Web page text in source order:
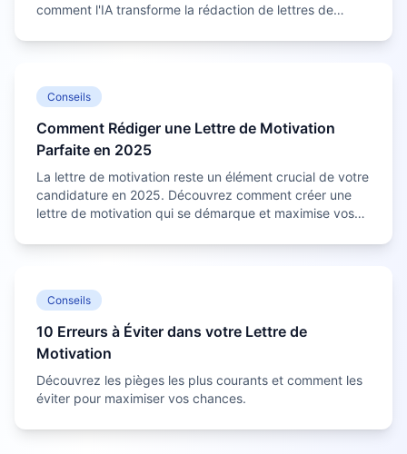
comment l'IA transforme la rédaction de lettres de
Conseils
Comment Rédiger une Lettre de Motivation
Parfaite en 2025
La lettre de motivation reste un élément crucial de votre
candidature en 2025. Découvrez comment créer une
lettre de motivation qui se démarque et maximise vos
Conseils
10 Erreurs à Éviter dans votre Lettre de
Motivation
Découvrez les pièges les plus courants et comment les
éviter pour maximiser vos chances.